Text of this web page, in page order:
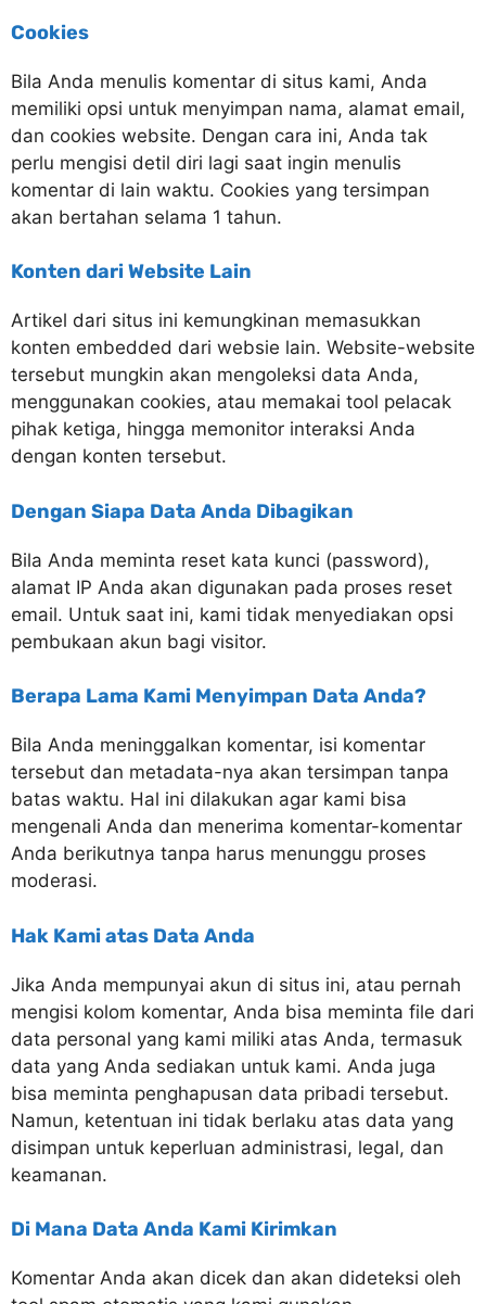
Cookies
Bila Anda menulis komentar di situs kami, Anda
memiliki opsi untuk menyimpan nama, alamat email,
dan cookies website. Dengan cara ini, Anda tak
perlu mengisi detil diri lagi saat ingin menulis
komentar di lain waktu. Cookies yang tersimpan
akan bertahan selama 1 tahun.
Konten dari Website Lain
Artikel dari situs ini kemungkinan memasukkan
konten embedded dari websie lain. Website-website
tersebut mungkin akan mengoleksi data Anda,
menggunakan cookies, atau memakai tool pelacak
pihak ketiga, hingga memonitor interaksi Anda
dengan konten tersebut.
Dengan Siapa Data Anda Dibagikan
Bila Anda meminta reset kata kunci (password),
alamat IP Anda akan digunakan pada proses reset
email. Untuk saat ini, kami tidak menyediakan opsi
pembukaan akun bagi visitor.
Berapa Lama Kami Menyimpan Data Anda?
Bila Anda meninggalkan komentar, isi komentar
tersebut dan metadata-nya akan tersimpan tanpa
batas waktu. Hal ini dilakukan agar kami bisa
mengenali Anda dan menerima komentar-komentar
Anda berikutnya tanpa harus menunggu proses
moderasi.
Hak Kami atas Data Anda
Jika Anda mempunyai akun di situs ini, atau pernah
mengisi kolom komentar, Anda bisa meminta file dari
data personal yang kami miliki atas Anda, termasuk
data yang Anda sediakan untuk kami. Anda juga
bisa meminta penghapusan data pribadi tersebut.
Namun, ketentuan ini tidak berlaku atas data yang
disimpan untuk keperluan administrasi, legal, dan
keamanan.
Di Mana Data Anda Kami Kirimkan
Komentar Anda akan dicek dan akan dideteksi oleh